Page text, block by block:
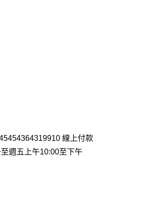
線上付款
週五上午10:00至下午